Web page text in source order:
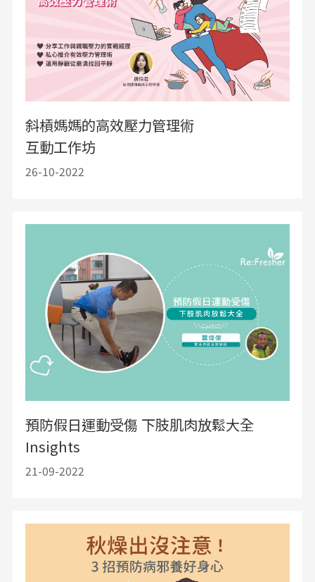
斜槓媽媽的高效壓力管理術
互動工作坊
26-10-2022
預防假日運動受傷 下肢肌肉放鬆大全
Insights
21-09-2022